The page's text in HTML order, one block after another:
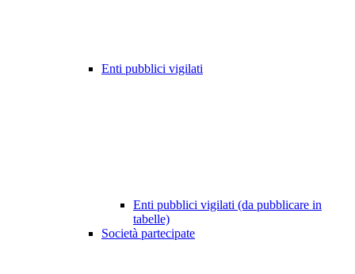
Enti pubblici vigilati
Enti pubblici vigilati (da pubblicare in
tabelle)
Società partecipate